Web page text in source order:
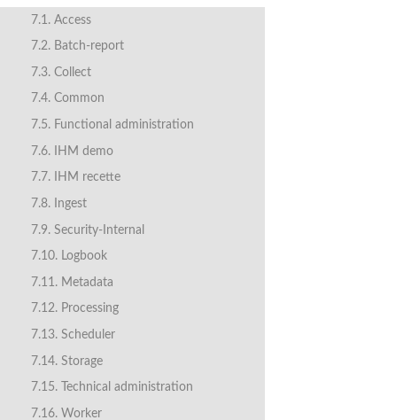
7.1. Access
7.2. Batch-report
7.3. Collect
7.4. Common
7.5. Functional administration
7.6. IHM demo
7.7. IHM recette
7.8. Ingest
7.9. Security-Internal
7.10. Logbook
7.11. Metadata
7.12. Processing
7.13. Scheduler
7.14. Storage
7.15. Technical administration
7.16. Worker